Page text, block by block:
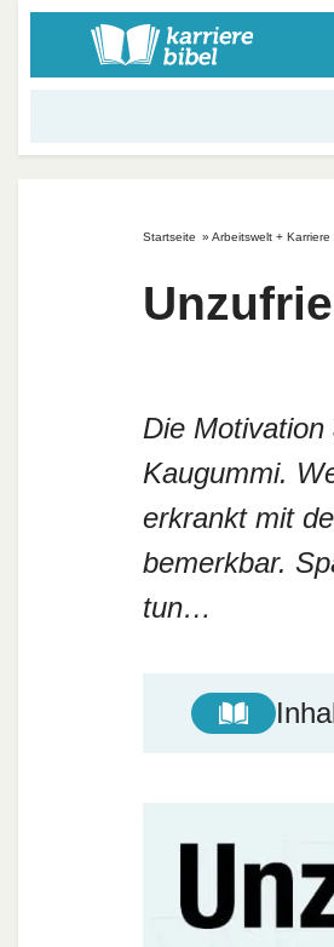
Startseite » Arbeitswelt + Karriere
Die
Kaugummi.
erkrankt mit
bemerkbar.
tun…